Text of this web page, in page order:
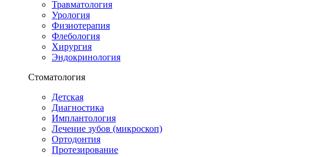
Травматология
Урология
Физиотерапия
Флебология
Хирургия
Эндокринология
Стоматология
Детская
Диагностика
Имплантология
Лечение зубов (микроскоп)
Ортодонтия
Протезирование